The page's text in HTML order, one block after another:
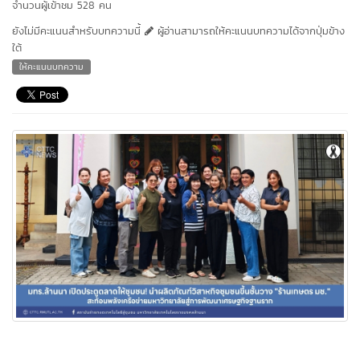
จำนวนผู้เข้าชม 528 คน
ยังไม่มีคะแนนสำหรับบทความนี้
ผู้อ่านสามารถให้คะแนนบทความได้จากปุ่มข้าง
ใต้
ให้คะแนนบทความ